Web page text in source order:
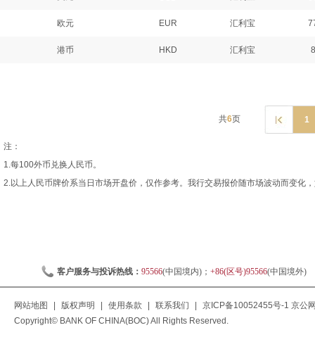
欧元 EUR 汇利宝
港币 HKD 汇利宝
共6页 1
注：
1.每100外币兑换人民币。
2.以上人民币牌价系当日市场开盘价，仅作参考。我行交易报价随市场波动而变化
客户服务与投诉热线： 95566(中国境内)； +86(区号)95566(中国境外)
网站地图 版权声明 使用条款 联系我们 京ICP备10052455号-1 京公
Copyright© BANK OF CHINA(BOC) All Rights Reserved.